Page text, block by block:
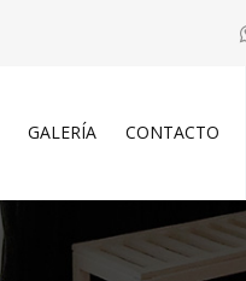
ADULTOS
NIÑOS
GALERÍA CONTACTO